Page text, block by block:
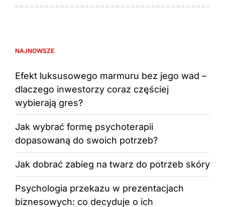
NAJNOWSZE
Efekt luksusowego marmuru bez jego wad –
dlaczego inwestorzy coraz częściej
wybierają gres?
Jak wybrać formę psychoterapii
dopasowaną do swoich potrzeb?
Jak dobrać zabieg na twarz do potrzeb skóry
Psychologia przekazu w prezentacjach
biznesowych: co decyduje o ich